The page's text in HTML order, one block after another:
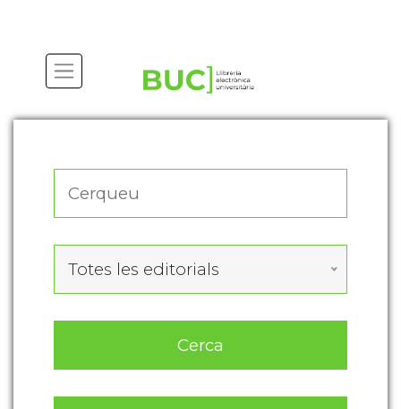
Totes les editorials
Cerca